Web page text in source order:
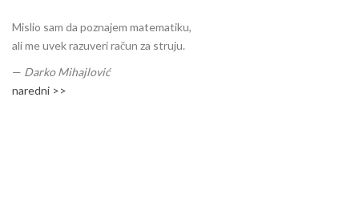
Mislio sam da poznajem matematiku,
ali me uvek razuveri račun za struju.
— Darko Mihajlović
naredni >>